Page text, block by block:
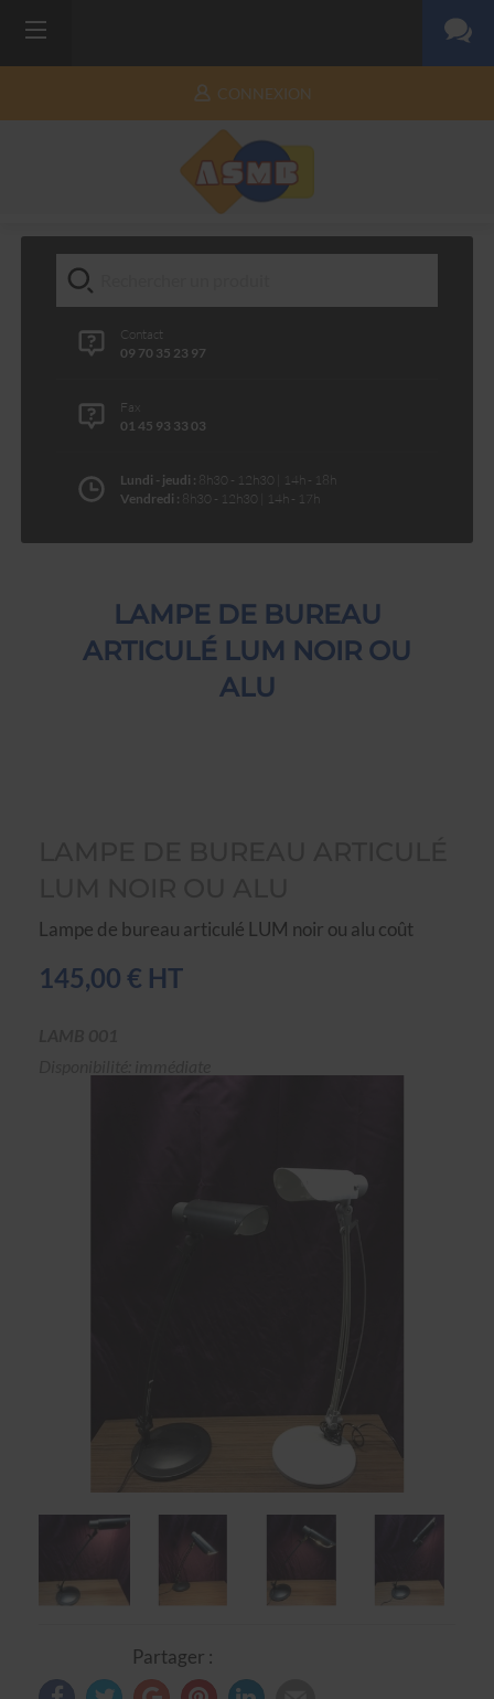
CONNEXION
Contact
09 70 35 23 97
Fax
01 45 93 33 03
Lundi - jeudi : 8h30 - 12h30 | 14h - 18h
Vendredi : 8h30 - 12h30 | 14h - 17h
LAMPE DE BUREAU
ARTICULÉ LUM NOIR OU
ALU
Lampe de bureau articulé LUM noir ou alu coût
145,00 € HT
Partager :